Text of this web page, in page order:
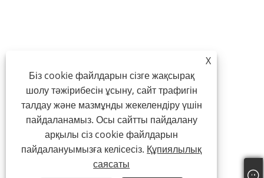
X
Біз cookie файлдарын сізге жақсырақ
шолу тәжірибесін ұсыну, сайт трафигін
талдау және мазмұнды жекелендіру үшін
пайдаланамыз. Осы сайтты пайдалану
арқылы сіз cookie файлдарын
пайдалануымызға келісесіз. Құпиялылық
саясаты